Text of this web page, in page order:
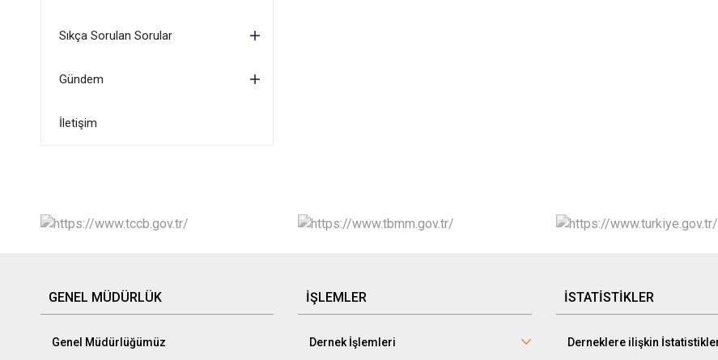
Sıkça Sorulan Sorular
Gündem
İletişim
GENEL MÜDÜRLÜK
Genel Müdürlüğümüz
İŞLEMLER
Dernek İşlemleri
İSTATİSTİKLER
Derneklere ilişkin